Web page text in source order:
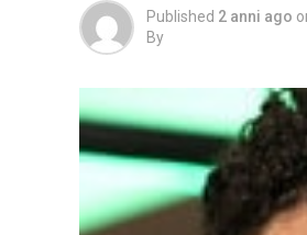
Published 2 anni ago
By